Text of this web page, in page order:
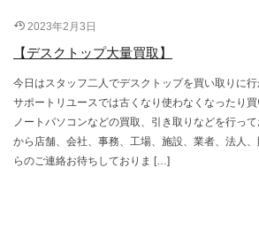
2023年2月3日
【デスクトップ大量買取】
今日はスタッフ二人でデスクトップを買い取りに行
サポートリユースでは古くなり使わなくなったり
ノートパソコンなどの買取、引き取りなどを行っ
から店舗、会社、事務、工場、施設、業者、法人
らのご連絡お待ちしておりま […]